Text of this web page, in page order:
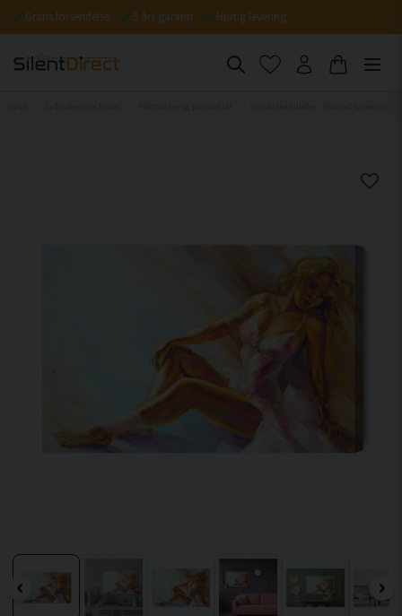
Gratis forsendelse 5 års garanti Hurtig levering